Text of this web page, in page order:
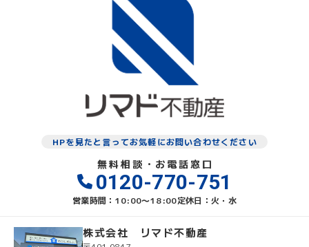
HPを見たと言ってお気軽にお問い合わせください
無料相談・お電話窓口
0120-770-751
営業時間：10:00〜18:00定休日：火・水
株式会社 リマド不動産